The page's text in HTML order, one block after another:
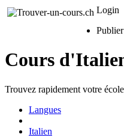
Login
Cours
Trouvez rapidement votre
Langues
Italien